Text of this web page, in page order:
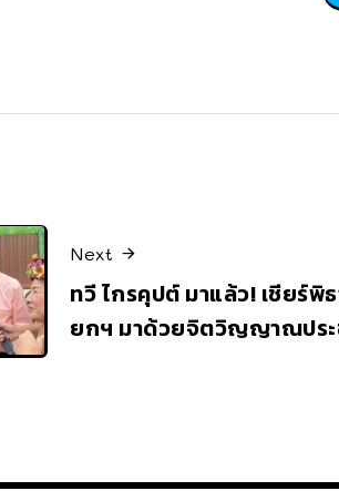
Next
ทวี ไกรคุปต์ มาแล้ว! เชียร์พิ
ยกฯ มาด้วยจิตวิญญาณประ